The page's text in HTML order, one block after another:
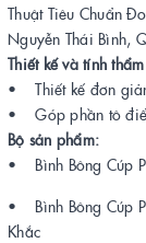
Thuật Tiêu Chuẩn
Nguyễn Thái Bình,
Thiết kế và tính
• Thiết kế đơn
• Góp phần tô
Bộ sản phẩm:
• Bình Bông Cúp
• Bình Bông Cúp
Khắc